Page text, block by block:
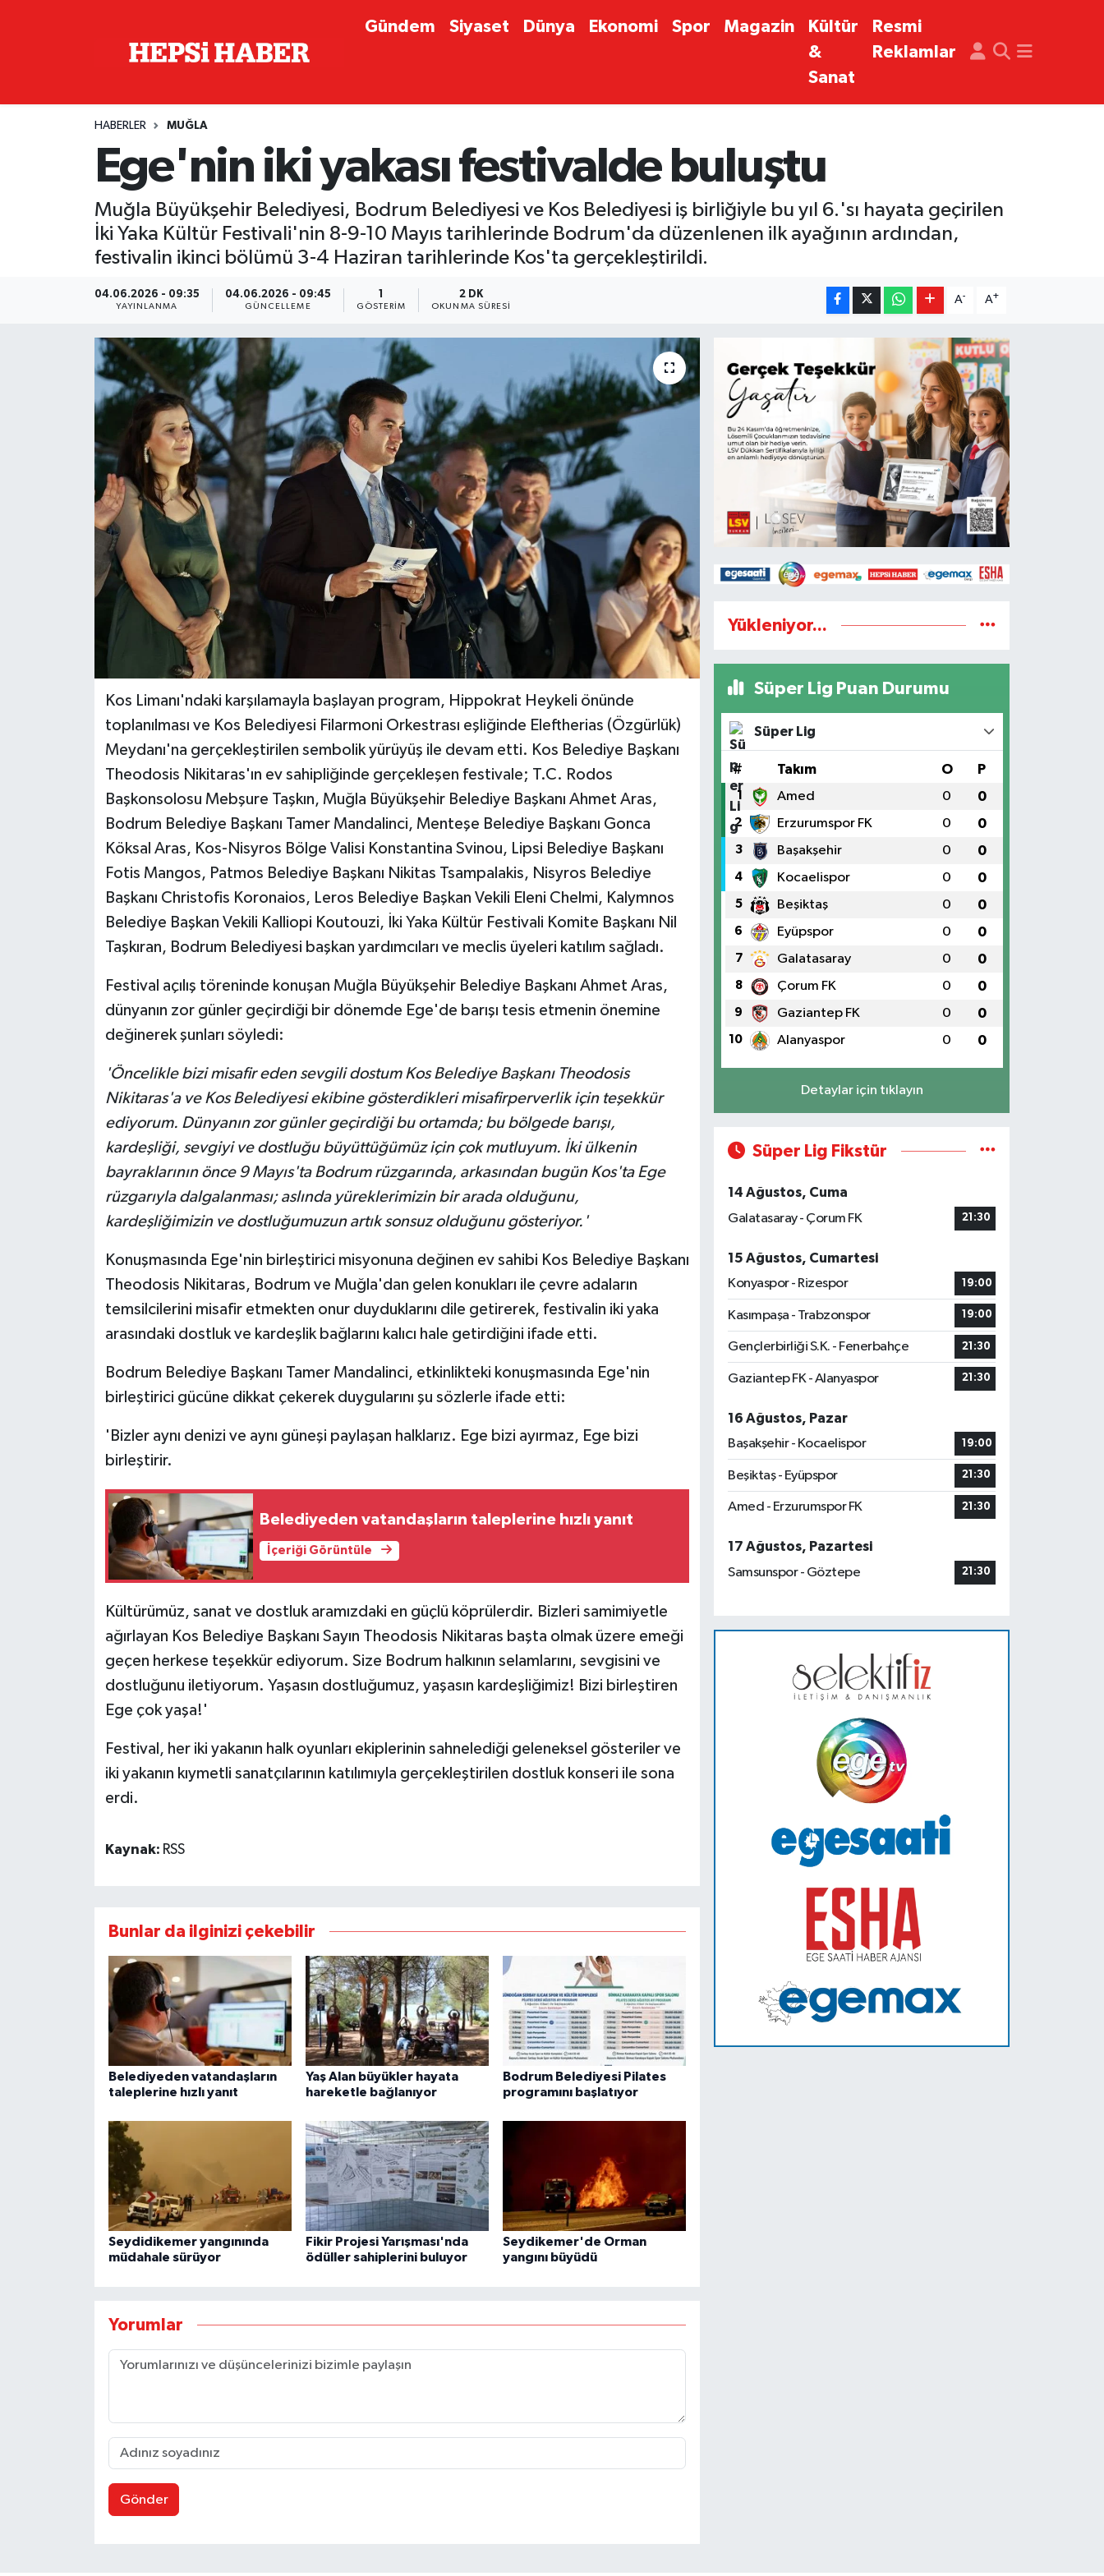
Gündem Siyaset Dünya Ekonomi Spor Magazin
Kültür
&
Sanat
Resmi
Reklamlar
HABERLER MUĞLA
Ege'nin iki yakası festivalde buluştu
Muğla Büyükşehir Belediyesi, Bodrum Belediyesi ve Kos Belediyesi iş birliğiyle bu yıl 6.'sı hayata geçirilen
İki Yaka Kültür Festivali'nin 8-9-10 Mayıs tarihlerinde Bodrum'da düzenlenen ilk ayağının ardından,
festivalin ikinci bölümü 3-4 Haziran tarihlerinde Kos'ta gerçekleştirildi.
04.06.2026 - 09:35
YAYINLANMA
04.06.2026 - 09:45
GÜNCELLEME
1
GÖSTERIM
2 DK
OKUNMA SÜRESI
A- A+
Kos Limanı'ndaki karşılamayla başlayan program, Hippokrat Heykeli önünde
toplanılması ve Kos Belediyesi Filarmoni Orkestrası eşliğinde Eleftherias (Özgürlük)
Meydanı'na gerçekleştirilen sembolik yürüyüş ile devam etti. Kos Belediye Başkanı
Theodosis Nikitaras'ın ev sahipliğinde gerçekleşen festivale; T.C. Rodos
Başkonsolosu Mebşure Taşkın, Muğla Büyükşehir Belediye Başkanı Ahmet Aras,
Bodrum Belediye Başkanı Tamer Mandalinci, Menteşe Belediye Başkanı Gonca
Köksal Aras, Kos-Nisyros Bölge Valisi Konstantina Svinou, Lipsi Belediye Başkanı
Fotis Mangos, Patmos Belediye Başkanı Nikitas Tsampalakis, Nisyros Belediye
Başkanı Christofis Koronaios, Leros Belediye Başkan Vekili Eleni Chelmi, Kalymnos
Belediye Başkan Vekili Kalliopi Koutouzi, İki Yaka Kültür Festivali Komite Başkanı Nil
Taşkıran, Bodrum Belediyesi başkan yardımcıları ve meclis üyeleri katılım sağladı.
Festival açılış töreninde konuşan Muğla Büyükşehir Belediye Başkanı Ahmet Aras,
dünyanın zor günler geçirdiği bir dönemde Ege'de barışı tesis etmenin önemine
değinerek şunları söyledi:
'Öncelikle bizi misafir eden sevgili dostum Kos Belediye Başkanı Theodosis
Nikitaras'a ve Kos Belediyesi ekibine gösterdikleri misafirperverlik için teşekkür
ediyorum. Dünyanın zor günler geçirdiği bu ortamda; bu bölgede barışı,
kardeşliği, sevgiyi ve dostluğu büyüttüğümüz için çok mutluyum. İki ülkenin
bayraklarının önce 9 Mayıs'ta Bodrum rüzgarında, arkasından bugün Kos'ta Ege
rüzgarıyla dalgalanması; aslında yüreklerimizin bir arada olduğunu,
kardeşliğimizin ve dostluğumuzun artık sonsuz olduğunu gösteriyor.'
Konuşmasında Ege'nin birleştirici misyonuna değinen ev sahibi Kos Belediye Başkanı
Theodosis Nikitaras, Bodrum ve Muğla'dan gelen konukları ile çevre adaların
temsilcilerini misafir etmekten onur duyduklarını dile getirerek, festivalin iki yaka
arasındaki dostluk ve kardeşlik bağlarını kalıcı hale getirdiğini ifade etti.
Bodrum Belediye Başkanı Tamer Mandalinci, etkinlikteki konuşmasında Ege'nin
birleştirici gücüne dikkat çekerek duygularını şu sözlerle ifade etti:
'Bizler aynı denizi ve aynı güneşi paylaşan halklarız. Ege bizi ayırmaz, Ege bizi
birleştirir.
Belediyeden vatandaşların taleplerine hızlı yanıt
İçeriği Görüntüle
Kültürümüz, sanat ve dostluk aramızdaki en güçlü köprülerdir. Bizleri samimiyetle
ağırlayan Kos Belediye Başkanı Sayın Theodosis Nikitaras başta olmak üzere emeği
geçen herkese teşekkür ediyorum. Size Bodrum halkının selamlarını, sevgisini ve
dostluğunu iletiyorum. Yaşasın dostluğumuz, yaşasın kardeşliğimiz! Bizi birleştiren
Ege çok yaşa!'
Festival, her iki yakanın halk oyunları ekiplerinin sahnelediği geleneksel gösteriler ve
iki yakanın kıymetli sanatçılarının katılımıyla gerçekleştirilen dostluk konseri ile sona
erdi.
Kaynak: RSS
Bunlar da ilginizi çekebilir
Belediyeden vatandaşların
taleplerine hızlı yanıt
Yaş Alan büyükler hayata
hareketle bağlanıyor
Bodrum Belediyesi Pilates
programını başlatıyor
Seydidikemer yangınında
müdahale sürüyor
Fikir Projesi Yarışması'nda
ödüller sahiplerini buluyor
Seydikemer'de Orman
yangını büyüdü
Yorumlar
Gönder
Yükleniyor...
Süper Lig Puan Durumu
Süper Lig
# Takım O P
1 Amed 0 0
2 Erzurumspor FK 0 0
3 Başakşehir 0 0
4 Kocaelispor 0 0
5 Beşiktaş 0 0
6 Eyüpspor 0 0
7 Galatasaray 0 0
8 Çorum FK 0 0
9 Gaziantep FK 0 0
10 Alanyaspor 0 0
Detaylar için tıklayın
Süper Lig Fikstür
14 Ağustos, Cuma
Galatasaray - Çorum FK
21:30
15 Ağustos, Cumartesi
Konyaspor - Rizespor
19:00
Kasımpaşa - Trabzonspor 19:00
Gençlerbirliği S.K. - Fenerbahçe 21:30
Gaziantep FK - Alanyaspor 21:30
16 Ağustos, Pazar
Başakşehir - Kocaelispor
19:00
Beşiktaş - Eyüpspor 21:30
Amed - Erzurumspor FK 21:30
17 Ağustos, Pazartesi
Samsunspor - Göztepe
21:30
Biyografi
Gündem
Magazin
Özel Haber
Siyaset
Son Dakika
İstanbul Nöbetçi Eczaneler
İstanbul Hava Durumu
İzmir Namaz Vakitleri
İstanbul Trafik Yoğunluk Haritası
Süper Lig Puan Durumu ve Fikstür
Son Dakika Haberleri
Haber Arşivi